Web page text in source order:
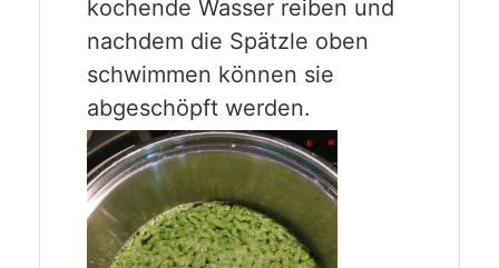
kochende Wasser reiben und
nachdem die Spätzle oben
schwimmen können sie
abgeschöpft werden.